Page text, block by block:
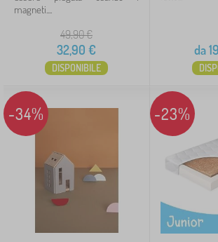
magneti....
49,90€
32,90 €
DISPONIBILE
da
-34% -23%